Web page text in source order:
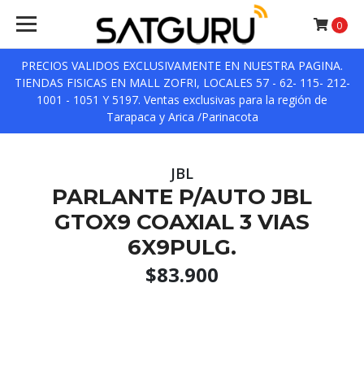
PRECIOS VALIDOS EXCLUSIVAMENTE EN NUESTRA PAGINA.
TIENDAS FISICAS EN MALL ZOFRI, LOCALES 57 - 62- 115- 212-
1001 - 1051 Y 5197. Ventas exclusivas para la región de
Tarapaca y Arica /Parinacota
0
JBL
PARLANTE P/AUTO JBL
GTOX9 COAXIAL 3 VIAS
6X9PULG.
$83.900